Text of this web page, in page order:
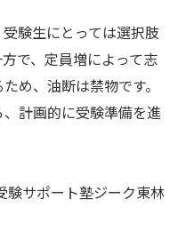
験生にとっては選択肢
で、定員増によって志
め、油断は禁物です。
計画的に受験準備を進
験サポート塾ジーク東林